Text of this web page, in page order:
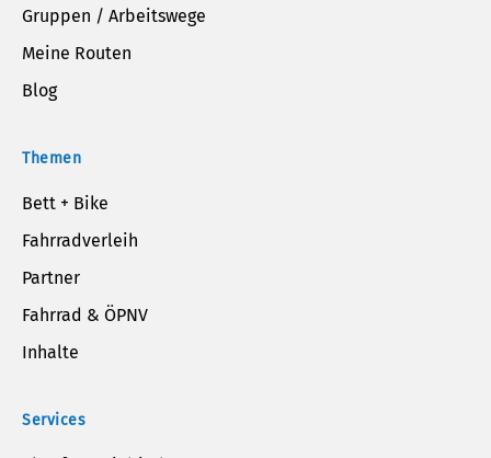
Gruppen / Arbeitswege
Meine Routen
Blog
Themen
Bett + Bike
Fahrradverleih
Partner
Fahrrad & ÖPNV
Inhalte
Services